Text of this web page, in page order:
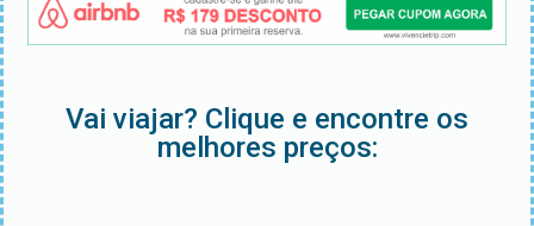
Vai viajar? Clique e encontre os
melhores preços: